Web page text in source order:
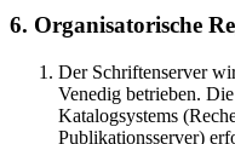
6. Organisatorische
Der Schriftenserver
Venedig betrieben.
Katalogsystems
Publikationsserver)